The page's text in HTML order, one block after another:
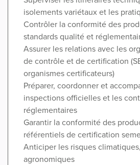
isolements variétaux et les
Contrôler la conformité des
standards qualité et
Assurer les relations avec les
de contrôle et de certification
organismes certificateurs)
Préparer, coordonner et
inspections officielles et les
réglementaires
Garantir la conformité des
référentiels de certification
Anticiper les risques
agronomiques